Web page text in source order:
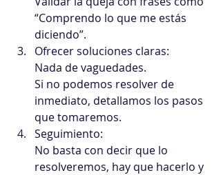
“Comprendo lo que me estás
diciendo”.
Ofrecer soluciones claras:
Nada de vaguedades.
Si no podemos resolver de
inmediato, detallamos los pasos
que tomaremos.
Seguimiento:
No basta con decir que lo
resolveremos, hay que hacerlo y